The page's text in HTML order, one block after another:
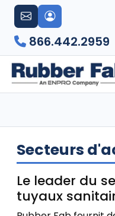
866.442.2959
Secteurs
Le leader du
tuyaux